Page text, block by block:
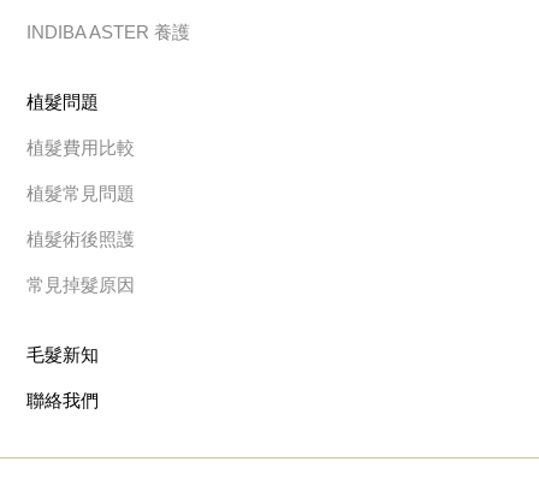
INDIBA ASTER 養護
植髮問題
植髮費用比較
植髮常見問題
植髮術後照護
常見掉髮原因
毛髮新知
聯絡我們